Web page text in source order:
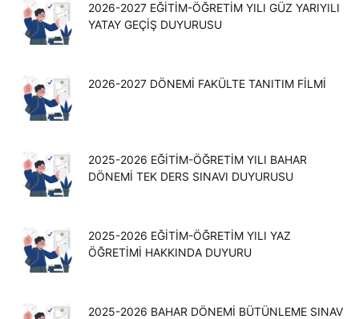
2026-2027 EĞITIM-ÖĞRETIM YILI GÜZ YARIYILI
YATAY GEÇIŞ DUYURUSU
2026-2027 DÖNEMİ FAKÜLTE TANITIM FİLMİ
2025-2026 EĞITIM-ÖĞRETIM YILI BAHAR
DÖNEMI TEK DERS SINAVI DUYURUSU
2025-2026 EĞİTİM-ÖĞRETİM YILI YAZ
ÖĞRETİMİ HAKKINDA DUYURU
2025-2026 BAHAR DÖNEMİ BÜTÜNLEME SINAV